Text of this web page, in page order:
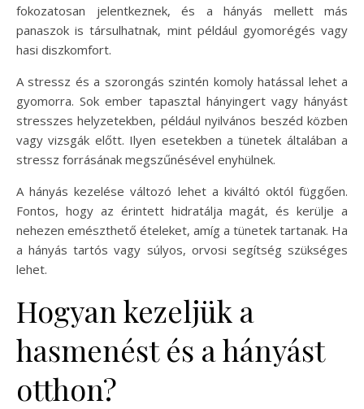
fokozatosan jelentkeznek, és a hányás mellett más
panaszok is társulhatnak, mint például gyomorégés vagy
hasi diszkomfort.
A stressz és a szorongás szintén komoly hatással lehet a
gyomorra. Sok ember tapasztal hányingert vagy hányást
stresszes helyzetekben, például nyilvános beszéd közben
vagy vizsgák előtt. Ilyen esetekben a tünetek általában a
stressz forrásának megszűnésével enyhülnek.
A hányás kezelése változó lehet a kiváltó októl függően.
Fontos, hogy az érintett hidratálja magát, és kerülje a
nehezen emészthető ételeket, amíg a tünetek tartanak. Ha
a hányás tartós vagy súlyos, orvosi segítség szükséges
lehet.
Hogyan kezeljük a
hasmenést és a hányást
otthon?